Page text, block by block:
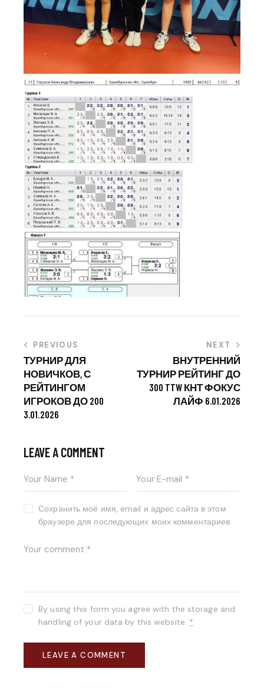
PREVIOUS
ТУРНИР ДЛЯ
НОВИЧКОВ, С
РЕЙТИНГОМ
ИГРОКОВ ДО 200
3.01.2026
NEXT
ВНУТРЕННИЙ
ТУРНИР РЕЙТИНГ ДО
300 TTW КНТ ФОКУС
ЛАЙФ 6.01.2026
LEAVE A COMMENT
Сохранить моё имя, email и адрес сайта в этом
браузере для последующих моих комментариев.
By using this form you agree with the storage and
handling of your data by this website. *